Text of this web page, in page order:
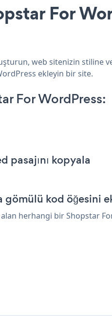
For
web sitenizin stiline
ekleyin bir site.
For WordPress:
pasajını kopyala
gömülü kod öğesini
herhangi bir Shopstar For